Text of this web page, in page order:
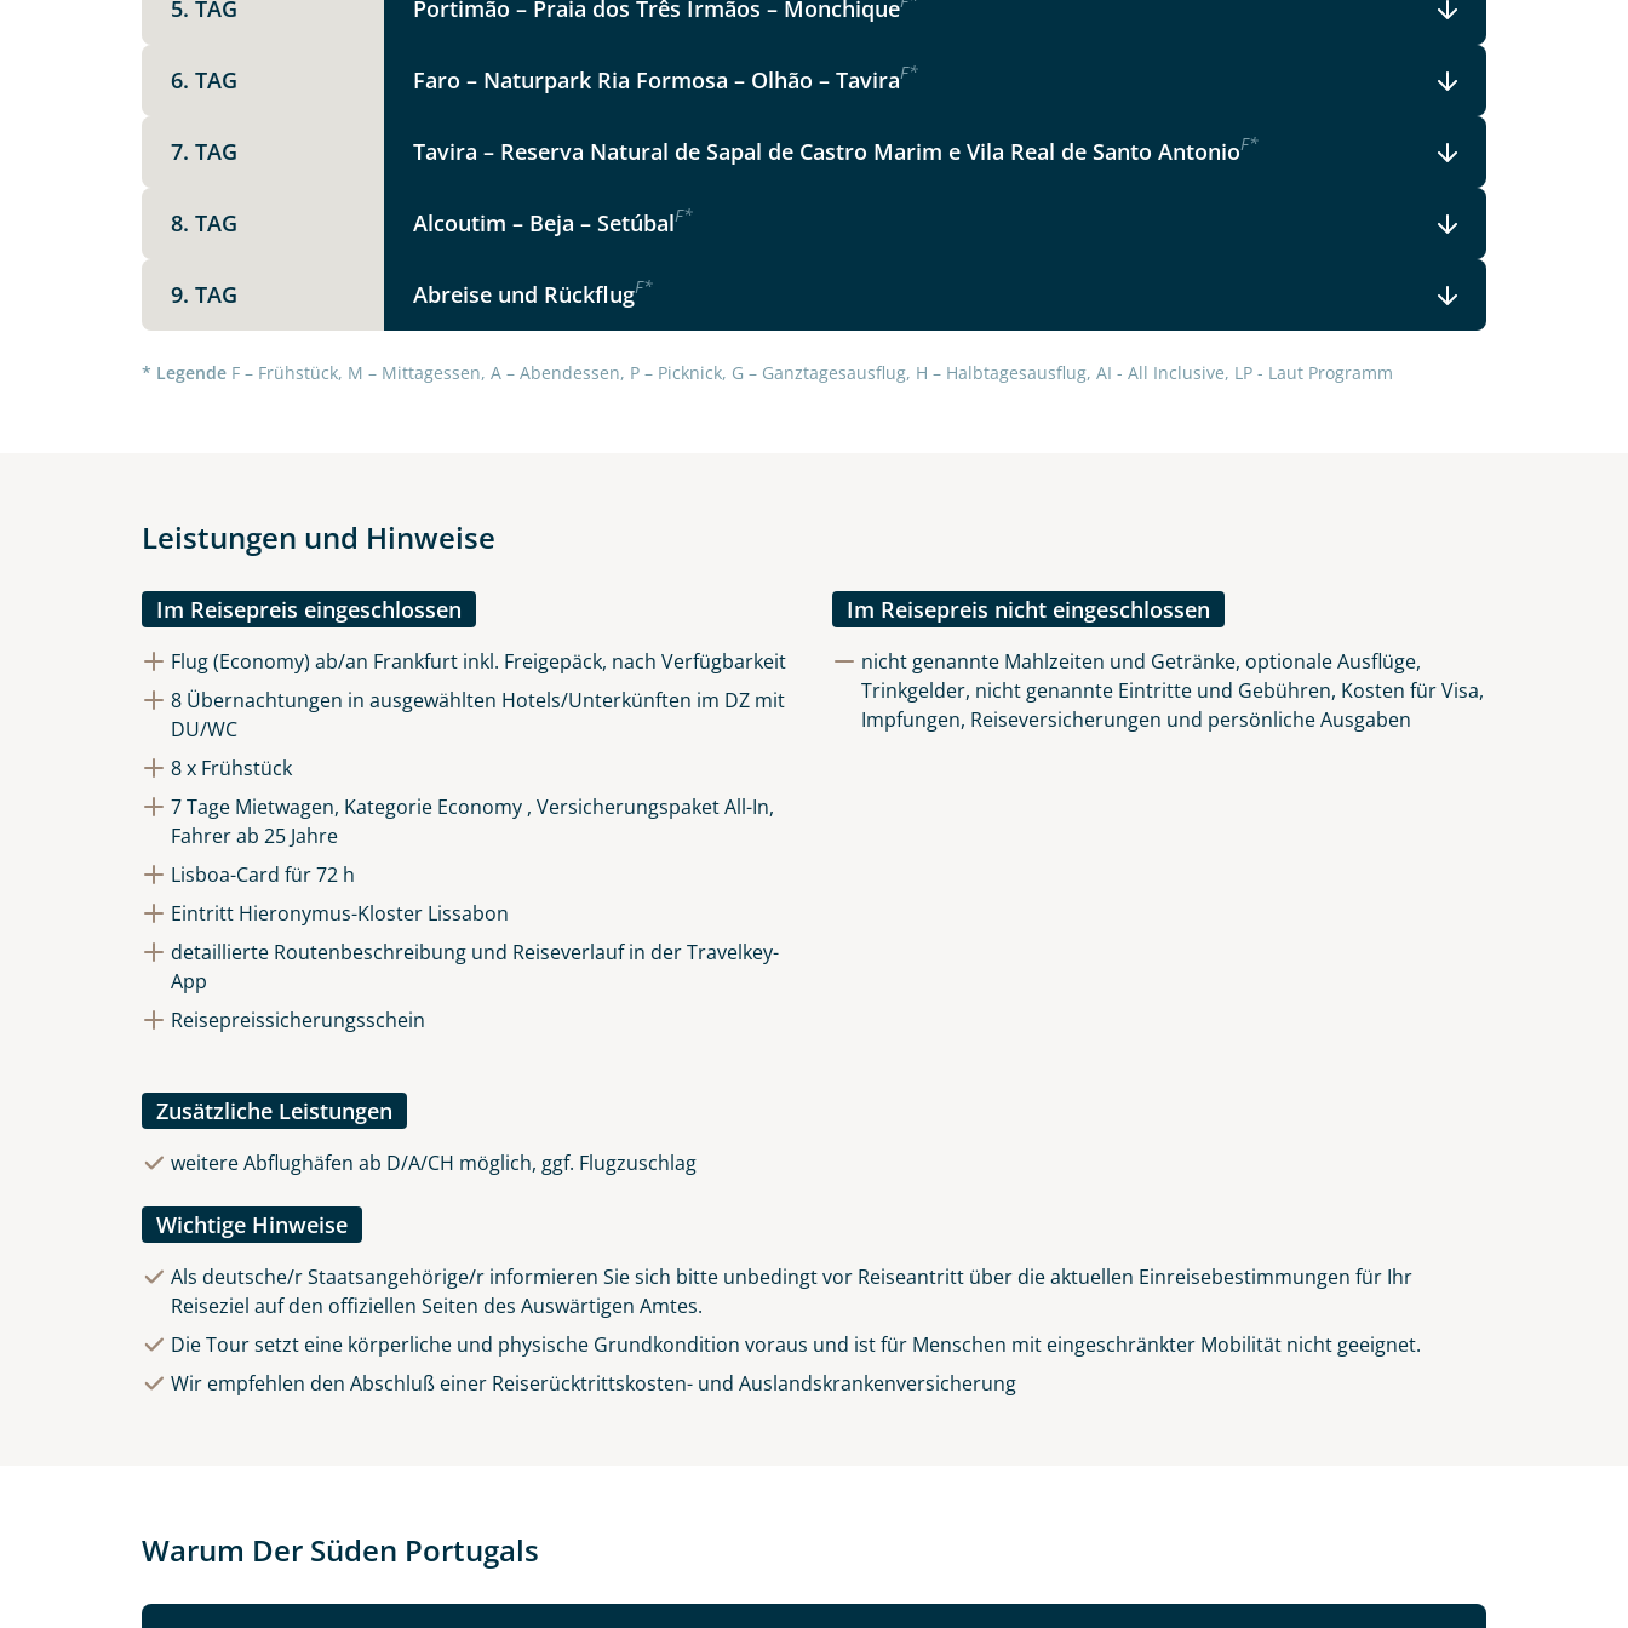
Telegram per E-Mail senden
Auswahl übernehmen
Auswahl übernehmen
5. TAG Portimão – Praia dos Três Irmãos – Monchique
6. TAG Faro – Naturpark Ria Formosa – Olhão – TaviraF*
7. TAG Tavira – Reserva Natural de Sapal de Castro Marim e Vila Real de Santo AntonioF*
8. TAG Alcoutim – Beja – SetúbalF*
9. TAG Abreise und RückflugF*
* Legende F – Frühstück, M – Mittagessen, A – Abendessen, P – Picknick, G – Ganztagesausflug, H – Halbtagesausflug, AI - All Inclusive, LP - Laut Programm
Leistungen und Hinweise
Im Reisepreis eingeschlossen
Flug (Economy) ab/an Frankfurt inkl. Freigepäck, nach Verfügbarkeit
8 Übernachtungen in ausgewählten Hotels/Unterkünften im DZ mit
DU/WC
8 x Frühstück
7 Tage Mietwagen, Kategorie Economy , Versicherungspaket All-In,
Fahrer ab 25 Jahre
Lisboa-Card für 72 h
Eintritt Hieronymus-Kloster Lissabon
detaillierte Routenbeschreibung und Reiseverlauf in der Travelkey-
App
Reisepreissicherungsschein
Im Reisepreis nicht eingeschlossen
nicht genannte Mahlzeiten und Getränke, optionale Ausflüge,
Trinkgelder, nicht genannte Eintritte und Gebühren, Kosten für Visa,
Impfungen, Reiseversicherungen und persönliche Ausgaben
Zusätzliche Leistungen
weitere Abflughäfen ab D/A/CH möglich, ggf. Flugzuschlag
Wichtige Hinweise
Als deutsche/r Staatsangehörige/r informieren Sie sich bitte unbedingt vor Reiseantritt über die aktuellen Einreisebestimmungen für Ihr
Reiseziel auf den offiziellen Seiten des Auswärtigen Amtes.
Die Tour setzt eine körperliche und physische Grundkondition voraus und ist für Menschen mit eingeschränkter Mobilität nicht geeignet.
Wir empfehlen den Abschluß einer Reiserücktrittskosten- und Auslandskrankenversicherung
Warum Der Süden Portugals
Option 1 Option 2
Weitere Informationen
Datenschutz & Transparenz ist uns sehr wichtig!
Die Anfrage wird via SSL verschlüsselt an unseren Server geschickt. Mit Absenden des Formulars, erklären Sie, dass Sie die
Datenschutzerklärungund zur Kenntnis genommen und akzeptiert haben.